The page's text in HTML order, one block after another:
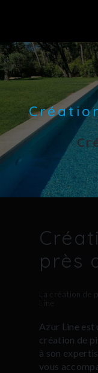
près
La création de
Line
Azur Line est
création de
à son
vous
Panneau de gestion